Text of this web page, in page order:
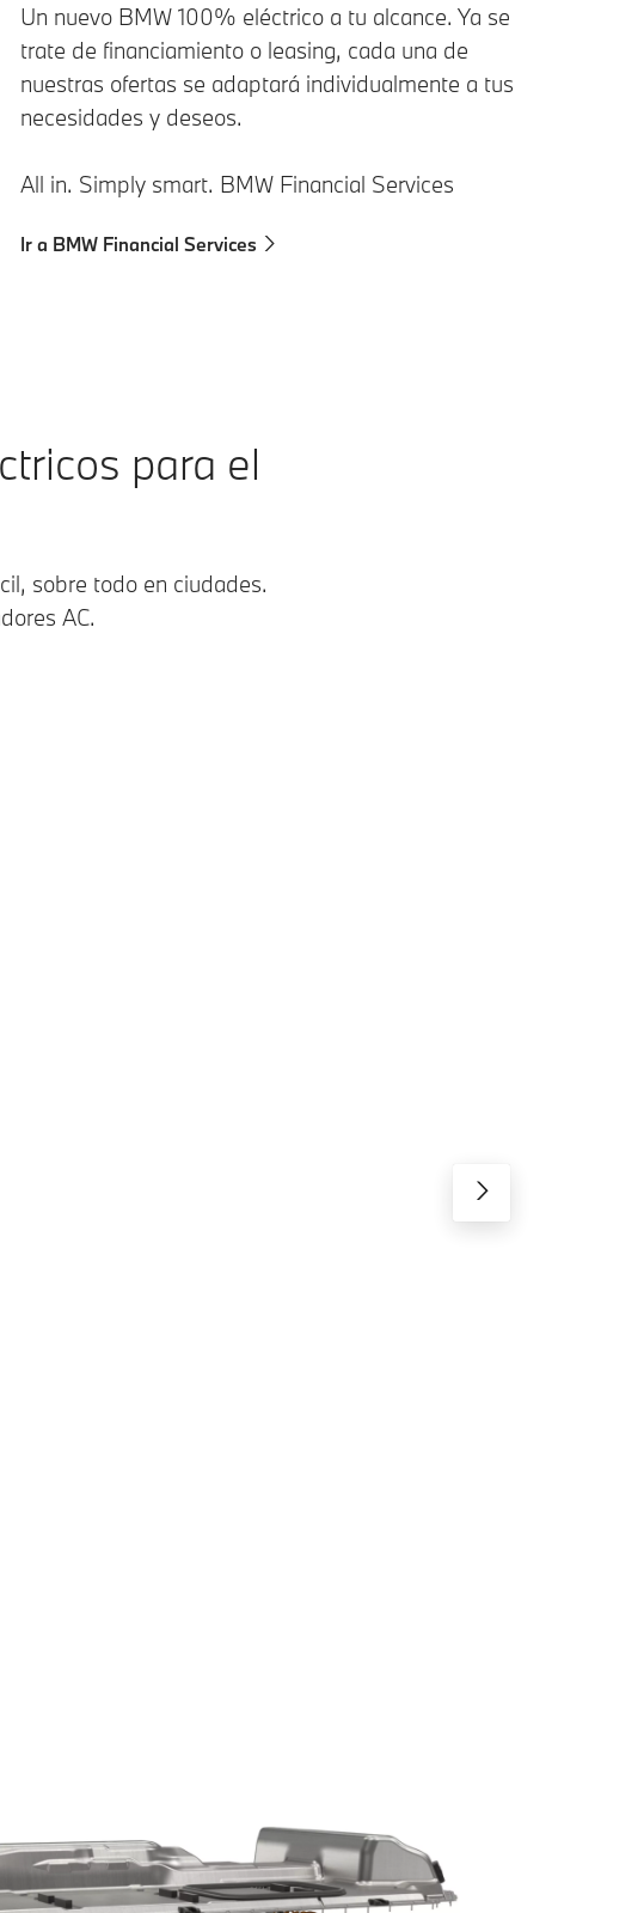
Un nuevo BMW 100% eléctrico a tu alcance. Ya se
trate de financiamiento o leasing, cada una de
nuestras ofertas se adaptará individualmente a tus
necesidades y deseos.
All in. Simply smart. BMW Financial Services
Ir a BMW Financial Services
para el
sobre todo en ciudades.
AC.